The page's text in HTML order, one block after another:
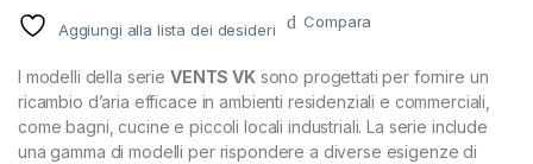
Aggiungi alla lista dei desideri Compara
I modelli della serie VENTS VKsono progettati per fornire un
ricambio d’aria efficace in ambienti residenziali e commerciali,
come bagni, cucine e piccoli locali industriali. La serie include
una gamma di modelli per rispondere a diverse esigenze di